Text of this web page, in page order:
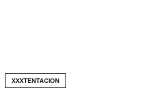
XXXTENTACION